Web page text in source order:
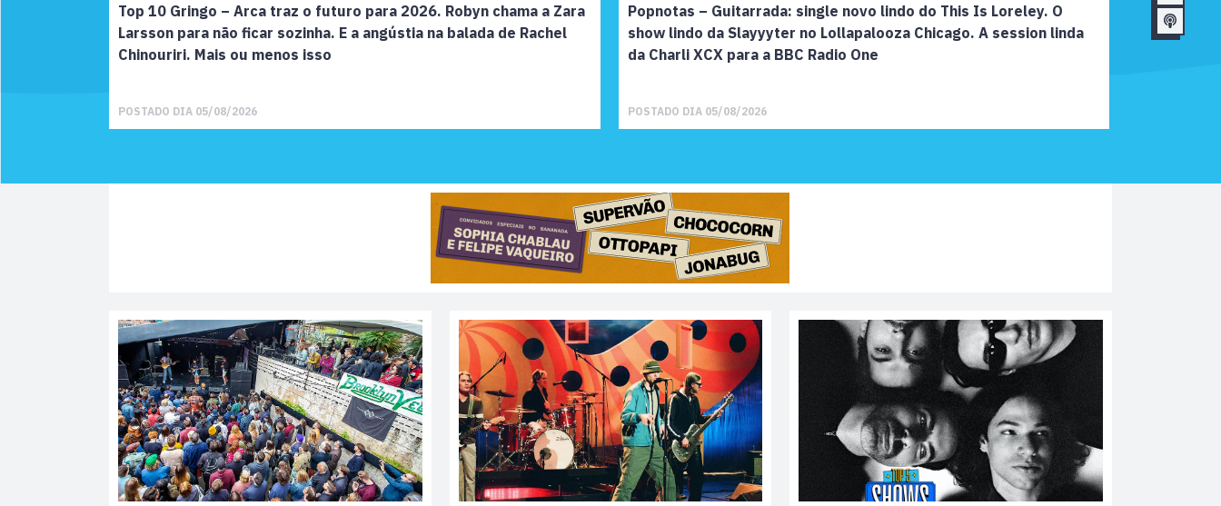
Top 10 Gringo – Arca traz o futuro para 2026. Robyn chama a Zara
Larsson para não ficar sozinha. E a angústia na balada de Rachel
Chinouriri. Mais ou menos isso
POSTADO DIA 05/08/2026
Popnotas – Guitarrada: single novo lindo do This Is Loreley. O
show lindo da Slayyyter no Lollapalooza Chicago. A session linda
da Charli XCX para a BBC Radio One
POSTADO DIA 05/08/2026